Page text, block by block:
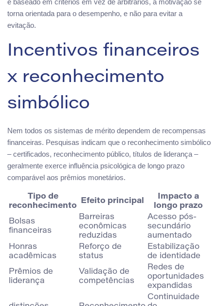
torna orientada para o desempenho, e não para evitar a
evitação.
Incentivos financeiros
x reconhecimento
simbólico
Nem todos os sistemas de mérito dependem de recompensas
financeiras. Pesquisas indicam que o reconhecimento simbólico
– certificados, reconhecimento público, títulos de liderança –
geralmente exerce influência psicológica de longo prazo
comparável aos prêmios monetários.
Tipo de
reconhecimento
Efeito principal
Impacto a
longo prazo
Bolsas
financeiras
Barreiras
econômicas
reduzidas
Acesso pós-
secundário
aumentado
Honras
acadêmicas
Reforço de
status
Estabilização
de identidade
Prêmios de
liderança
Validação de
competências
Redes de
oportunidades
expandidas
Continuidade